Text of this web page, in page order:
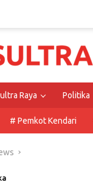
Raya Politika
# Pemkot Kendari